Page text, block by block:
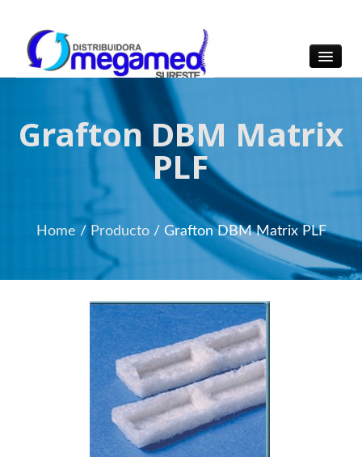
OmegaMed Sureste
OmegaMed Sureste
Grafton DBM Matrix
PLF
Home / Producto/ Grafton DBM Matrix PLF